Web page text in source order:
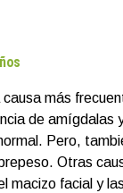
más
de amígdalas
Pero,
Otras
macizo facial y